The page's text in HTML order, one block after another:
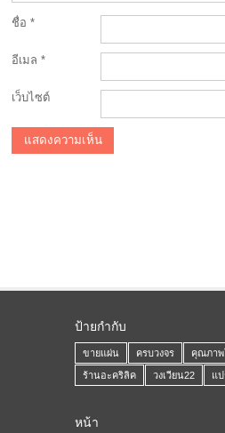
ชื่อ*
อีเมล*
เว็บไซต์
ป้ายกำกับ
ขายแผ่น ครบวงจร คุณภาพ
ร้านอะคริลิค วงเวียน22 แป
หน้า